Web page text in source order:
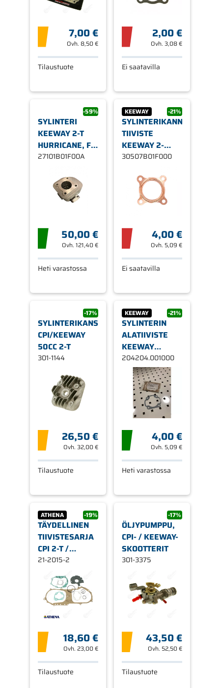
7,00 €
Ovh. 8,50 €
Tilaustuote
2,00 €
Ovh.3,08 €
Ei saatavilla
-59%
SYLINTERI
KEEWAY 2-T
HURRICANE, F-
ACT, RY6,
27101B01F00A
50,00 €
Ovh. 121,40 €
Heti varastossa
KEEWAY -21%
SYLINTERIKANNEN
TIIVISTE
KEEWAY 2-
TAHTI, FACT
RY6 JNE.
30507B01F000
4,00 €
Ovh. 5,09 €
Ei saatavilla
-17%
SYLINTERIKANSI
CPI/KEEWAY
50CC 2-T
301-1144
26,50 €
Ovh. 32,00 €
Tilaustuote
KEEWAY -21%
SYLINTERIN
ALATIIVISTE
KEEWAY
FOCUS, F-ACT,
MATRIX,
HACKER, RY6
204204.001000
4,00 €
Ovh. 5,09 €
Heti varastossa
ATHENA -19%
TÄYDELLINEN
TIIVISTESARJA
CPI 2-T /
KEEWAY 2-T
21-2015-2
18,60 €
Ovh. 23,00 €
Tilaustuote
-17%
ÖLJYPUMPPU,
CPI- / KEEWAY-
SKOOTTERIT
301-3375
43,50 €
Ovh. 52,50 €
Tilaustuote